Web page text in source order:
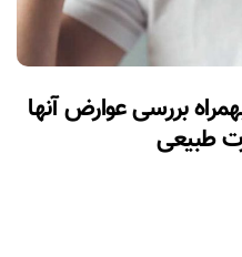
بررسی عوارض آنها
طبیعی